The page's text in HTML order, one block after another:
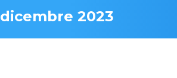
dicembre 2023